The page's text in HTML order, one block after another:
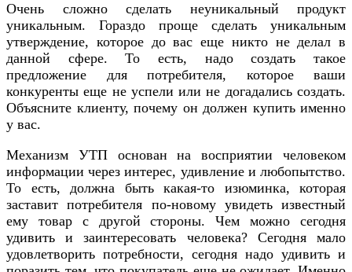
Очень сложно сделать неуникальный продукт
уникальным. Гораздо проще сделать уникальным
утверждение, которое до вас еще никто не делал в
данной сфере. То есть, надо создать такое
предложение для потребителя, которое ваши
конкуренты еще не успели или не догадались создать.
Объясните клиенту, почему он должен купить именно
у вас.
Механизм УТП основан на восприятии человеком
информации через интерес, удивление и любопытство.
То есть, должна быть какая-то изюминка, которая
заставит потребителя по-новому увидеть известный
ему товар с другой стороны. Чем можно сегодня
удивить и заинтересовать человека? Сегодня мало
удовлетворить потребности, сегодня надо удивить и